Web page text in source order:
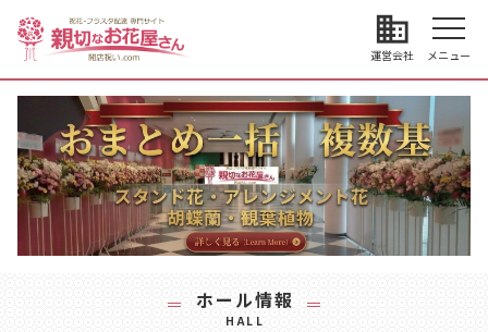
business
運営会社 メニュー
ホール情報
HALL